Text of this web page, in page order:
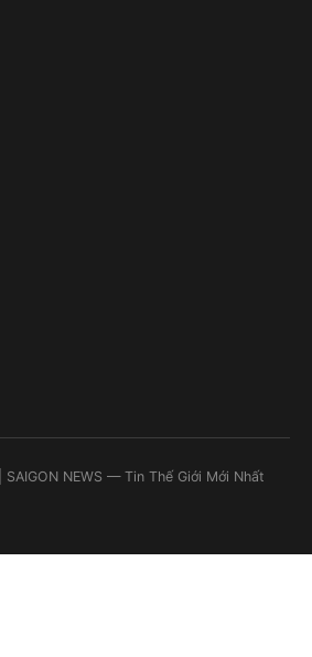
| SAIGON NEWS — Tin Thế Giới Mới Nhất